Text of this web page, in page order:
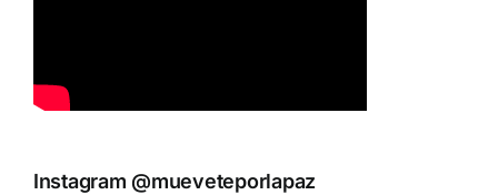
Instagram @mueveteporlapaz